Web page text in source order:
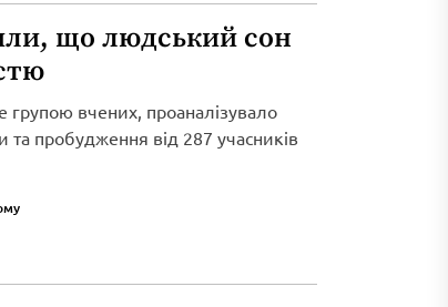
що людський сон
групою вчених, проаналізувало
та пробудження від 287 учасників